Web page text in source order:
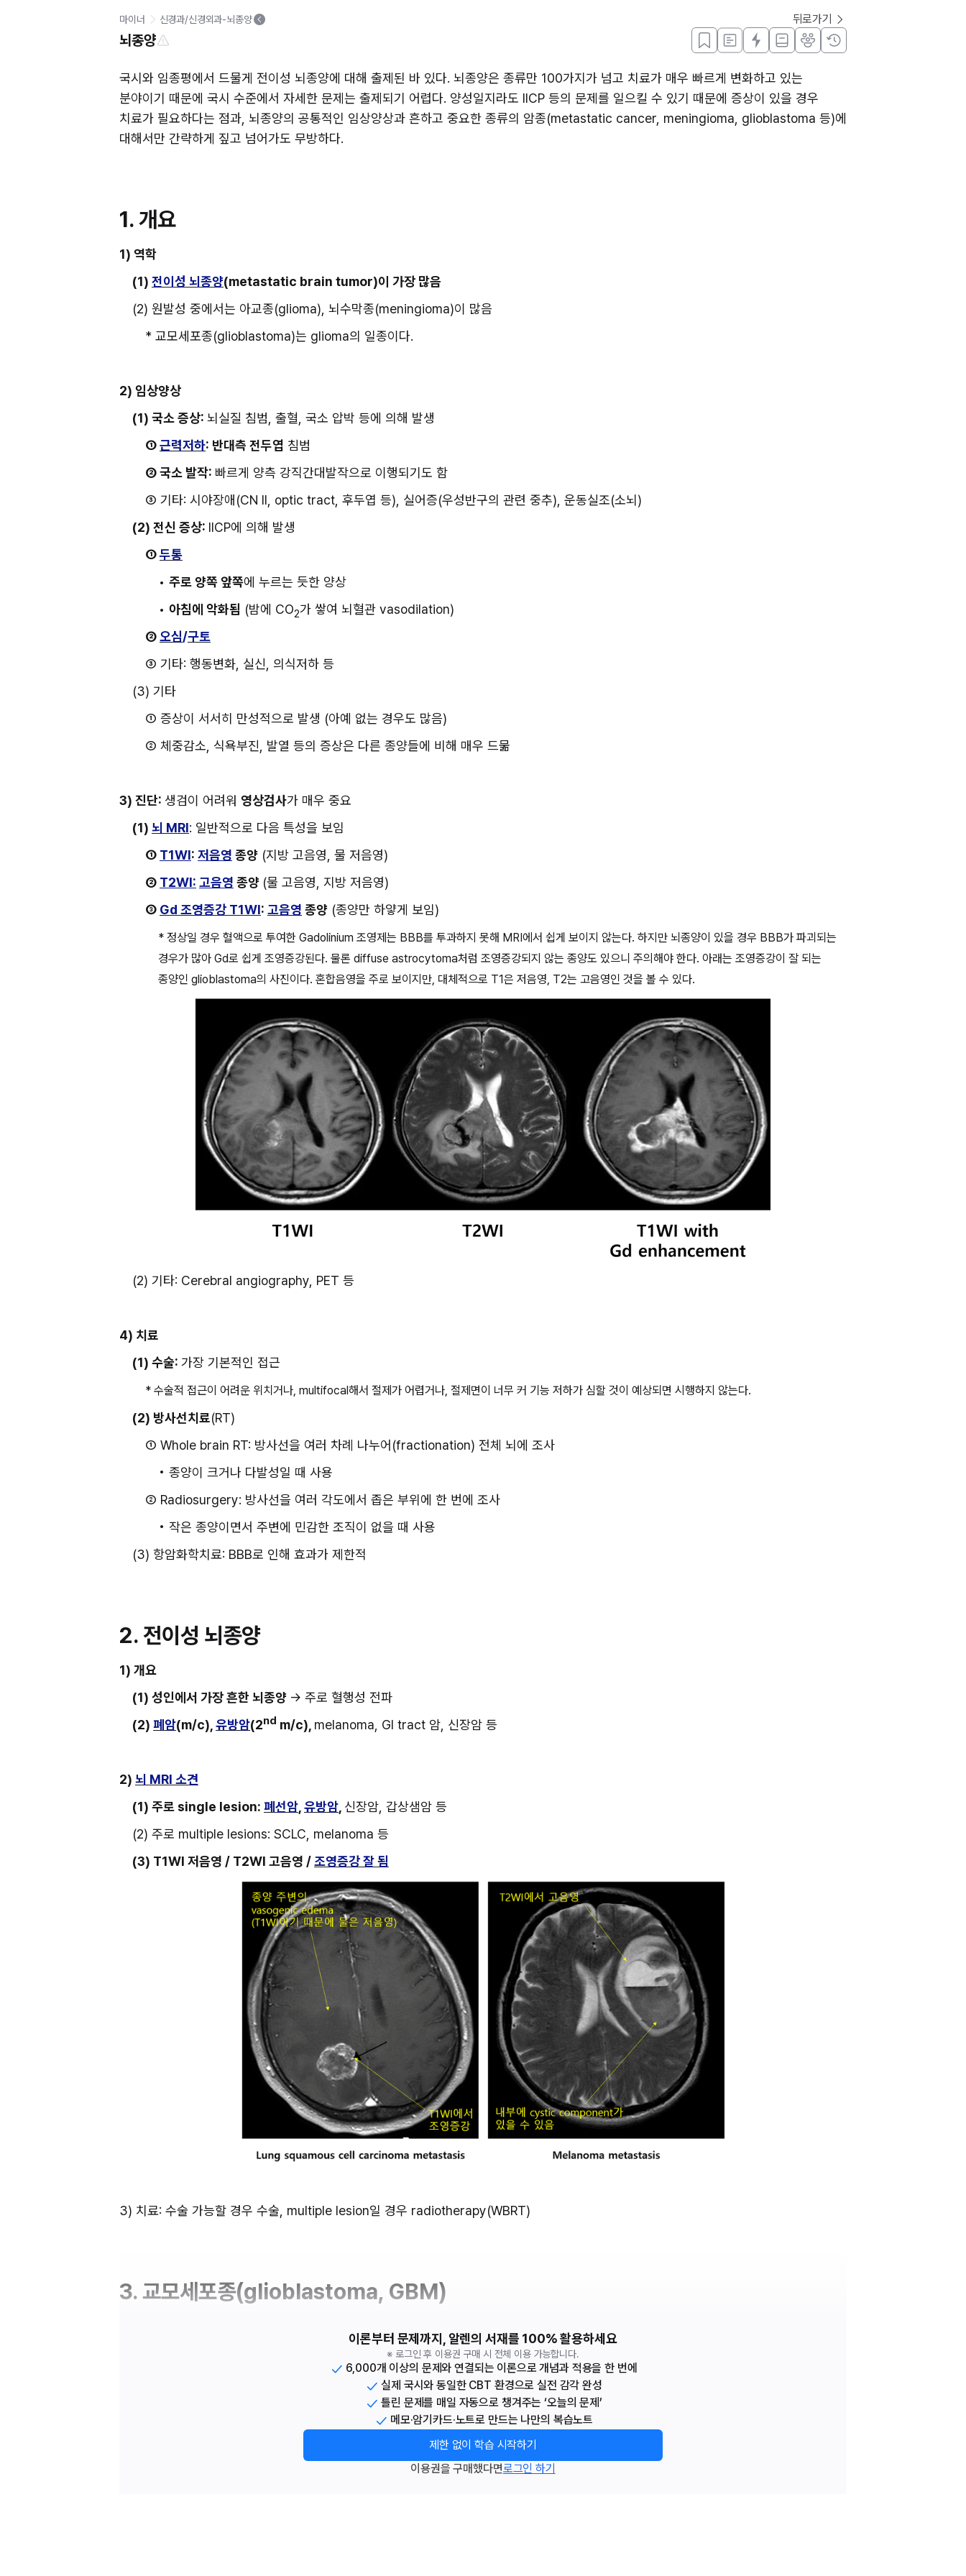
마이너 신경과/신경외과-뇌종양 뒤로가기
뇌종양
국시와 임종평에서 드물게 전이성 뇌종양에 대해 출제된 바 있다. 뇌종양은 종류만 100가지가 넘고 치료가 매우 빠르게 변화하고 있는
분야이기 때문에 국시 수준에서 자세한 문제는 출제되기 어렵다. 양성일지라도 IICP 등의 문제를 일으킬 수 있기 때문에 증상이 있을 경우
치료가 필요하다는 점과, 뇌종양의 공통적인 임상양상과 흔하고 중요한 종류의 암종(metastatic cancer, meningioma, glioblastoma 등)에
대해서만 간략하게 짚고 넘어가도 무방하다.
1. 개요
1) 역학
(1) 전이성 뇌종양(metastatic brain tumor)이 가장 많음
(2) 원발성 중에서는 아교종(glioma), 뇌수막종(meningioma)이 많음
* 교모세포종(glioblastoma)는 glioma의 일종이다.
2) 임상양상
(1) 국소 증상: 뇌실질 침범, 출혈, 국소 압박 등에 의해 발생
① 근력저하: 반대측 전두엽 침범
② 국소 발작: 빠르게 양측 강직간대발작으로 이행되기도 함
③ 기타: 시야장애(CN II, optic tract, 후두엽 등), 실어증(우성반구의 관련 중추), 운동실조(소뇌)
(2) 전신 증상: IICP에 의해 발생
① 두통
• 주로 양쪽 앞쪽에 누르는 듯한 양상
• 아침에 악화됨 (밤에 CO2가 쌓여 뇌혈관 vasodilation)
② 오심/구토
③ 기타: 행동변화, 실신, 의식저하 등
(3) 기타
① 증상이 서서히 만성적으로 발생 (아예 없는 경우도 많음)
② 체중감소, 식욕부진, 발열 등의 증상은 다른 종양들에 비해 매우 드묾
3) 진단: 생검이 어려워 영상검사가 매우 중요
(1) 뇌 MRI: 일반적으로 다음 특성을 보임
① T1WI: 저음영 종양 (지방 고음영, 물 저음영)
② T2WI: 고음영 종양 (물 고음영, 지방 저음영)
③ Gd 조영증강 T1WI: 고음영 종양 (종양만 하얗게 보임)
* 정상일 경우 혈액으로 투여한 Gadolinium 조영제는 BBB를 투과하지 못해 MRI에서 쉽게 보이지 않는다. 하지만 뇌종양이 있을 경우 BBB가 파괴되는
경우가 많아 Gd로 쉽게 조영증강된다. 물론 diffuse astrocytoma처럼 조영증강되지 않는 종양도 있으니 주의해야 한다. 아래는 조영증강이 잘 되는
종양인 glioblastoma의 사진이다. 혼합음영을 주로 보이지만, 대체적으로 T1은 저음영, T2는 고음영인 것을 볼 수 있다.
(2) 기타: Cerebral angiography, PET 등
4) 치료
(1) 수술: 가장 기본적인 접근
* 수술적 접근이 어려운 위치거나, multifocal해서 절제가 어렵거나, 절제면이 너무 커 기능 저하가 심할 것이 예상되면 시행하지 않는다.
(2) 방사선치료(RT)
① Whole brain RT: 방사선을 여러 차례 나누어(fractionation) 전체 뇌에 조사
• 종양이 크거나 다발성일 때 사용
② Radiosurgery: 방사선을 여러 각도에서 좁은 부위에 한 번에 조사
• 작은 종양이면서 주변에 민감한 조직이 없을 때 사용
(3) 항암화학치료: BBB로 인해 효과가 제한적
2. 전이성 뇌종양
1) 개요
(1) 성인에서 가장 흔한 뇌종양 → 주로 혈행성 전파
(2) 폐암(m/c), 유방암(2nd m/c), melanoma, GI tract 암, 신장암 등
2) 뇌 MRI 소견
(1) 주로 single lesion: 폐선암 유방암 신장암, 갑상샘암 등
(2) 주로 multiple lesions: SCLC, melanoma 등
(3) T1WI 저음영 / T2WI 고음영 / 조영증강 잘 됨
3) 치료: 수술 가능할 경우 수술, multiple lesion일 경우 radiotherapy(WBRT)
3. 교모세포종(glioblastoma, GBM)
이론부터 문제까지, 알렌의 서재를 100% 활용하세요
※ 로그인 후 이용권 구매 시 전체 이용 가능합니다.
6,000개 이상의 문제와 연결되는 이론으로 개념과 적용을 한 번에
실제 국시와 동일한 CBT 환경으로 실전 감각 완성
틀린 문제를 매일 자동으로 챙겨주는 ‘오늘의 문제’
메모·암기카드·노트로 만드는 나만의 복습노트
제한 없이 학습 시작하기
이용권을 구매했다면로그인 하기